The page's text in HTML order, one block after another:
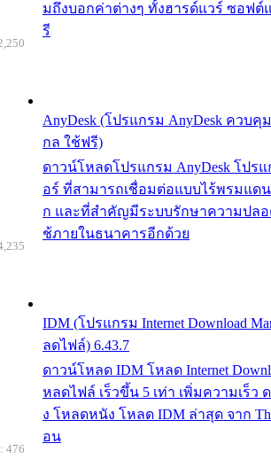
มถึงบอกค่าต่างๆ ทั้งฮารด์แวร์ ซอฟต์
รี
AnyDesk (โปรแกรม AnyDesk ควบคุ
กล ใช้ฟรี)
ดาวน์โหลดโปรแกรม AnyDesk โปร
อร์ ที่สามารถเชื่อมต่อแบบไร้พรมแด
ก และที่สำคัญมีระบบรักษาความปลอ
ช้ภายในธนาคารอีกด้วย
IDM (โปรแกรม Internet Download
ลดไฟล์) 6.43.7
ดาวน์โหลด IDM โหลด Internet
หลดไฟล์ เร็วขึ้น 5 เท่า เพิ่มความเร็ว
ง โหลดหนัง โหลด IDM ล่าสุด จาก
อน
476